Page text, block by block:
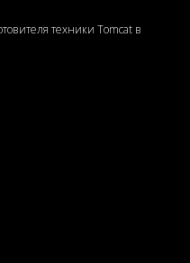
техники Tomcat в